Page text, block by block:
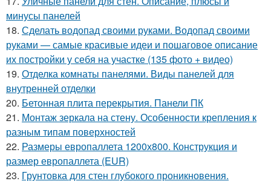
минусы панелей
18. Сделать водопад своими руками. Водопад своими
руками — самые красивые идеи и пошаговое описание
их постройки у себя на участке (135 фото + видео)
19. Отделка комнаты панелями. Виды панелей для
внутренней отделки
20. Бетонная плита перекрытия. Панели ПК
21. Монтаж зеркала на стену. Особенности крепления к
разным типам поверхностей
22. Размеры европаллета 1200х800. Конструкция и
размер европаллета (EUR)
23. Грунтовка для стен глубокого проникновения.